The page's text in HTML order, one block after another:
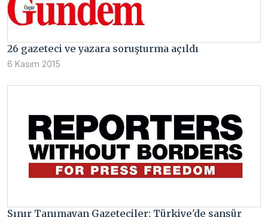
26 gazeteci ve yazara soruşturma açıldı
6 Kasım 2015
Sınır Tanımayan Gazeteciler: Türkiye'de sansür